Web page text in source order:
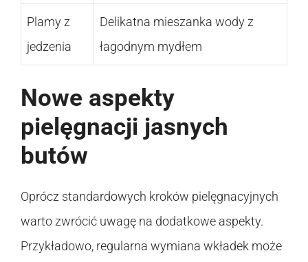
Plamy z
jedzenia
Delikatna mieszanka wody z
łagodnym mydłem
Nowe aspekty
pielęgnacji jasnych
butów
Oprócz standardowych kroków pielęgnacyjnych
warto zwrócić uwagę na dodatkowe aspekty.
Przykładowo, regularna wymiana wkładek może